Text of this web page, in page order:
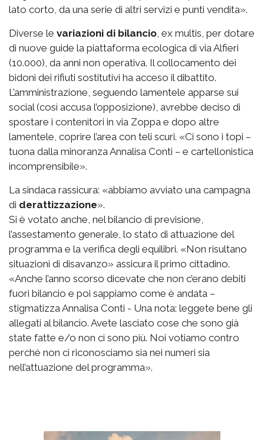
lato corto, da una serie di altri servizi e punti vendita».
Diverse le variazioni di bilancio , ex multis, per dotare
di nuove guide la piattaforma ecologica di via Alfieri
(10.000), da anni non operativa. Il collocamento dei
bidoni dei rifiuti sostitutivi ha acceso il dibattito.
L’amministrazione, seguendo lamentele apparse sui
social (così accusa l’opposizione), avrebbe deciso di
spostare i contenitori in via Zoppa e dopo altre
lamentele, coprire l’area con teli scuri. «Ci sono i topi –
tuona dalla minoranza Annalisa Conti – e cartellonistica
incomprensibile».
La sindaca rassicura: «abbiamo avviato una campagna
di derattizzazione».
Si è votato anche, nel bilancio di previsione,
l’assestamento generale, lo stato di attuazione del
programma e la verifica degli equilibri. «Non risultano
situazioni di disavanzo» assicura il primo cittadino.
«Anche l’anno scorso dicevate che non c’erano debiti
fuori bilancio e poi sappiamo come è andata –
stigmatizza Annalisa Conti - Una nota: leggete bene gli
allegati al bilancio. Avete lasciato cose che sono già
state fatte e/o non ci sono più. Noi votiamo contro
perché non ci riconosciamo sia nei numeri sia
nell’attuazione del programma».